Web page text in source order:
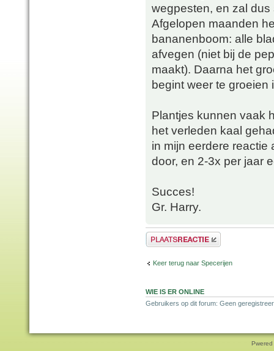
wegpesten, en zal
Afgelopen maanden
bananenboom: alle
afvegen (niet bij de
maakt). Daarna het
begint weer te groeien
Plantjes kunnen vaak
het verleden kaal
in mijn eerdere
door, en 2-3x per jaar
Succes!
Gr. Harry.
Plaats een reactie
Keer terug naar Specerijen
WIE IS ER ONLINE
Gebruikers op dit forum: Geen